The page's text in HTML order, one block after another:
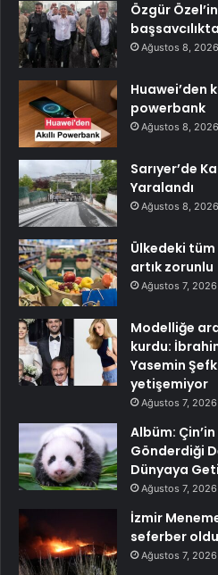
Özgür
Ağustos 8, 2026
Huawei’den
powerbank
Ağustos 8, 2026
Sarıyer’de
Yaralandı
Ağustos 8, 2026
Ülkedeki
artık zorunlu
Ağustos 7, 2026
Modelliğe
kurdu:
Yasemin
yetişemiyor
Ağustos 7, 2026
Albüm:
Gönderdiği
Dünyaya
Ağustos 7, 2026
İzmir
seferber oldu
Ağustos 7, 2026